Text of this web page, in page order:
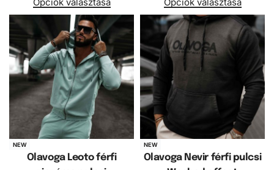
Opciók választása Opciók választása
NEW
Olavoga Leoto férfi
NEW
Olavoga Nevir férfi pulcsi